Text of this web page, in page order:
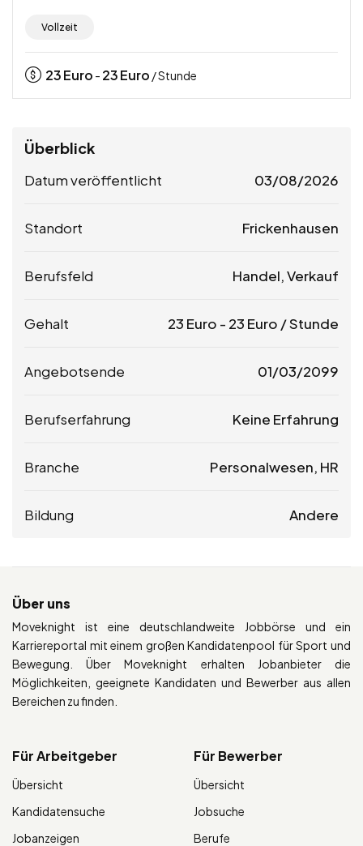
Vollzeit
23Euro - 23Euro / Stunde
Überblick
Datum veröffentlicht 03/08/2026
Standort Frickenhausen
Berufsfeld Handel, Verkauf
Gehalt 23 Euro - 23 Euro / Stunde
Angebotsende 01/03/2099
Berufserfahrung Keine Erfahrung
Branche Personalwesen, HR
Bildung Andere
Über uns
Moveknight ist eine deutschlandweite Jobbörse und ein
Karriereportal mit einem großen Kandidatenpool für Sport und
Bewegung. Über Moveknight erhalten Jobanbieter die
Möglichkeiten, geeignete Kandidaten und Bewerber aus allen
Bereichen zu finden.
Für Arbeitgeber
Übersicht
Kandidatensuche
Jobanzeigen
Für Bewerber
Übersicht
Jobsuche
Berufe